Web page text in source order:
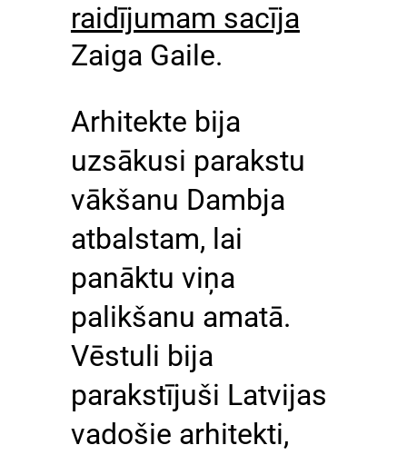
raidījumam sacīja
Zaiga Gaile.
Arhitekte bija
uzsākusi parakstu
vākšanu Dambja
atbalstam, lai
panāktu viņa
palikšanu amatā.
Vēstuli bija
parakstījuši Latvijas
vadošie arhitekti,